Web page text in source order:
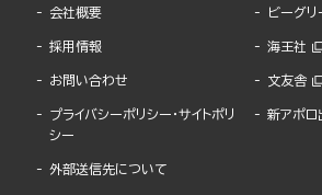
会社概要
採用情報
お問い合わせ
プライバシーポリシー・サイトポリ
シー
外部送信先について
ビーグリ
海王社
文友舎
新アポロ